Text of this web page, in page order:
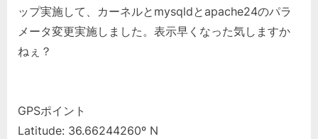
ップ実施して、カーネルとmysqldとapache24のパラ
メータ変更実施しました。表示早くなった気しますか
ねぇ？
GPSポイント
Latitude: 36.66244260º N